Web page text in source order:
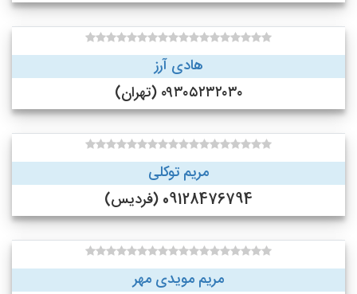
هادی آرز
۰۹۳۰۵۲۳۲۰۳۰ (تهران)
مریم توکلی
09128476794 (فردیس)
مریم مویدی مهر